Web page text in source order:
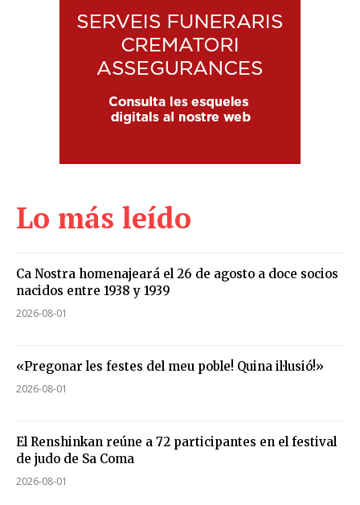
Lo más leído
Ca Nostra homenajeará el 26 de agosto a doce socios
nacidos entre 1938 y 1939
2026-08-01
«Pregonar les festes del meu poble! Quina il·lusió!»
2026-08-01
El Renshinkan reúne a 72 participantes en el festival
de judo de Sa Coma
2026-08-01